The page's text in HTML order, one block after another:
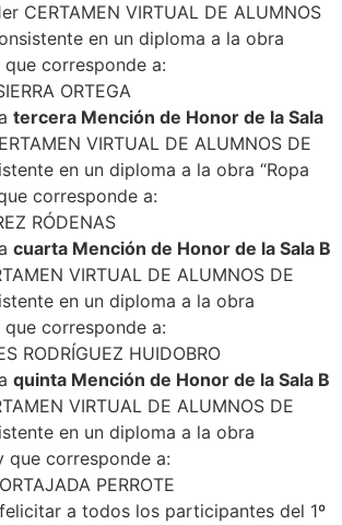
CERTAMEN VIRTUAL DE ALUMNOS
en un diploma a la obra
que corresponde a:
ORTEGA
tercera Mención de Honor de la Sala
VIRTUAL DE ALUMNOS DE
en un diploma a la obra “Ropa
corresponde a:
RÓDENAS
cuarta Mención de Honor de la Sala B
VIRTUAL DE ALUMNOS DE
en un diploma a la obra
que corresponde a:
RODRÍGUEZ HUIDOBRO
quinta Mención de Honor de la Sala B
VIRTUAL DE ALUMNOS DE
en un diploma a la obra
que corresponde a:
PERROTE
a todos los participantes del 1º